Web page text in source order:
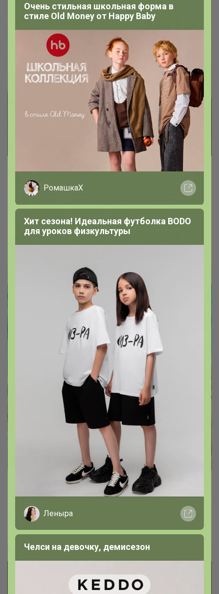
Весенний гардероб для ваших
Костюмы, свишоты, лонгсливы и многое другое
Леныра
Детские купальники, летние
головные уборы по приятным ценам
Очень стильная школьная форма в
стиле Old Money от Нappy Вaby
РомашкаХ
Хит сезона! Идеальная футболка BODO
для уроков физкультуры
Леныра
Челси на девочку, демисезон